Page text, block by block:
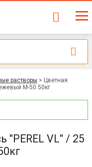
растворы > Цветная
М-50 50кг
"PEREL VL" / 25